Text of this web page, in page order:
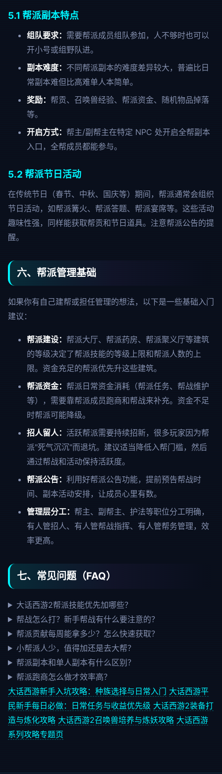
5.1 帮派副本特点
组队要求： 需要帮派成员组队参加，人不够时也可以
开小号或组野队进。
副本难度： 不同帮派副本的难度差异较大，普遍比日
常副本难但比高难单人本简单。
奖励： 帮贡、召唤兽经验、帮派资金、随机物品掉落
等。
开启方式： 帮主/副帮主在特定 NPC 处开启全帮副本
入口，全帮成员都能参与。
5.2 帮派节日活动
在传统节日（春节、中秋、国庆等）期间，帮派通常会组织
节日活动，如帮派篝火、帮派答题、帮派宴席等。这些活动
趣味性强，同样能获取帮贡和节日道具。注意帮派公告的提
醒。
六、帮派管理基础
如果你有自己建帮或担任管理的想法，以下是一些基础入门
建议：
帮派建设： 帮派大厅、帮派药房、帮派聚义厅等建筑
的等级决定了帮派技能的等级上限和帮派人数的上
限。资金充足的帮派优先升这些建筑。
帮派资金： 帮派日常资金消耗（帮派任务、帮战维护
等），需要靠帮派成员跑商和帮战来补充。资金不足
时帮派可能降级。
招人留人： 活跃帮派需要持续招新，很多玩家因为帮
派"死气沉沉"而退坑。建议适当降低入帮门槛，然后
通过帮战和活动保持活跃度。
帮派公告： 利用好帮派公告功能，提前预告帮战时
间、副本活动安排，让成员心里有数。
管理层分工： 帮主、副帮主、护法等职位分工明确，
有人管招人、有人管帮战指挥、有人管帮务管理，效
率更高。
七、常见问题（FAQ）
大话西游2帮派技能优先加哪些？
帮战怎么打？新手帮战有什么要注意的？
帮派贡献每周能拿多少？怎么快速获取？
小帮派人少，值得加还是去大帮？
帮派副本和单人副本有什么区别？
帮派跑商怎么做才效率高？
大话西游新手入坑攻略：种族选择与日常入门 大话西游平
民新手每日必做：日常任务与收益优先级 大话西游2装备打
造与炼化攻略 大话西游2召唤兽培养与炼妖攻略 大话西游
系列攻略专题页